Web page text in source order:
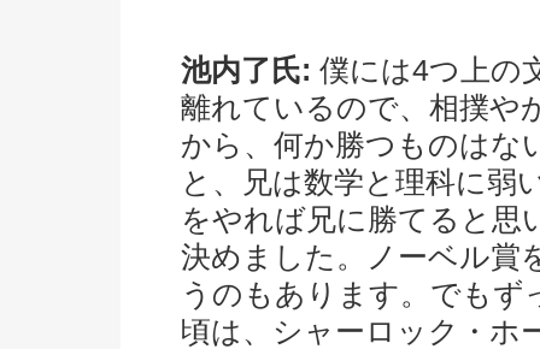
池内了氏: 僕には4つ上の
離れているので、相撲や
から、何か勝つものはな
と、兄は数学と理科に弱
をやれば兄に勝てると思
決めました。ノーベル賞
うのもあります。でもず
頃は、シャーロック・ホ